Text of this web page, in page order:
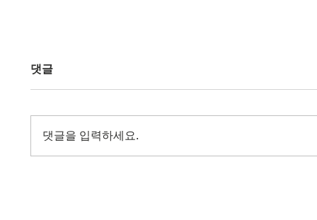
댓글
댓글을 입력하세요.